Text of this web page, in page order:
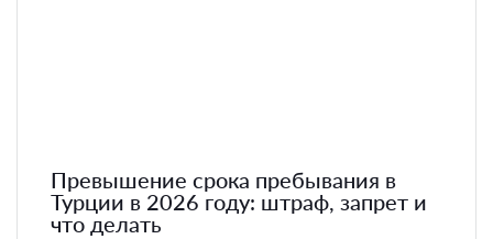
Превышение срока пребывания в
Турции в 2026 году: штраф, запрет и
что делать